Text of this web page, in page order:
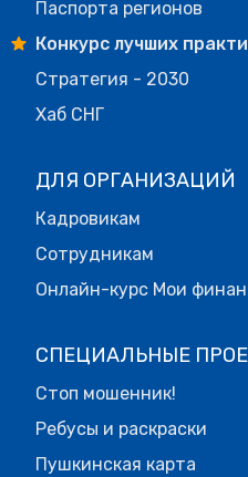
Паспорта регионов
Конкурс лучших
Стратегия - 2030
Хаб СНГ
ДЛЯ ОРГАНИЗАЦИЙ
Кадровикам
Сотрудникам
Онлайн-курс Мои
СПЕЦИАЛЬНЫЕ
Стоп мошенник!
Ребусы и раскраски
Пушкинская карта